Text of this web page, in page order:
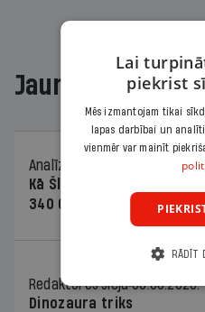
Jaunākajā
Analīze
Kā Šlesera partija palika
340 000 vērtu reklāmas
Redaktores sleja 06.08.2026.
Dinozaura triks
Lai
piekrist
Mēs izmantojam tikai
lapas darbībai un
vienmēr var mainīt
RĀDĪT